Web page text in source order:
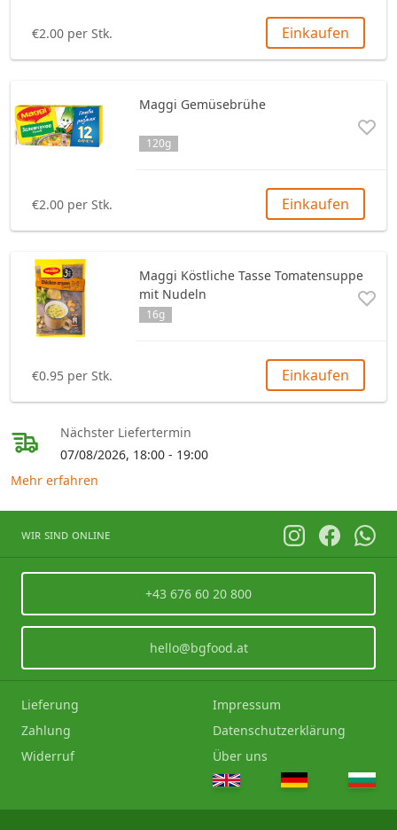
€2.00 per Stk. Einkaufen
Maggi Gemüsebrühe
120g
€2.00 per Stk. Einkaufen
Maggi Köstliche Tasse Tomatensuppe
mit Nudeln
16g
€0.95 per Stk. Einkaufen
Nächster Liefertermin
07/08/2026, 18:00 - 19:00
Mehr erfahren
wir sind online
+43 676 60 20 800
hello@bgfood.at
Lieferung
Zahlung
Widerruf
Impressum
Datenschutzerklärung
Über uns